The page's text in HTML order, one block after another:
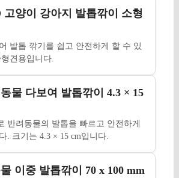
고양이 강아지 발톱깎이 소형
발톱 깎기를 쉽고 안전하게 할 수 있
견용입니다.
물 다보여 발톱깎이 4.3 × 15
반려동물의 발톱을 빠르고 안전하게
. 크기는 4.3 × 15 cm입니다.
이중 발톱깎이 70 x 100 mm